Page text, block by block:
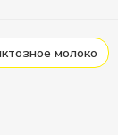
молоко